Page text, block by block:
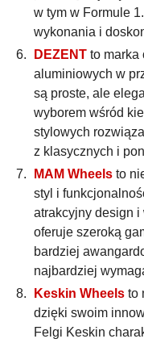
w tym w Formule
wykonania i
DEZENT to marka
aluminiowych w
są proste, ale
wyborem wśród
stylowych
z klasycznych i
MAM Wheels to
styl i
atrakcyjny design
oferuje szeroką
bardziej
najbardziej
Keskin Wheels to
dzięki swoim
Felgi Keskin